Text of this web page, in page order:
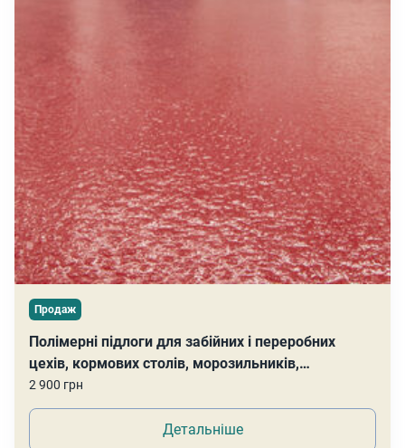
Продаж
Полімерні підлоги для забійних і переробних
цехів, кормових столів, морозильників,
лабораторій тощо
2 900 грн
Детальніше